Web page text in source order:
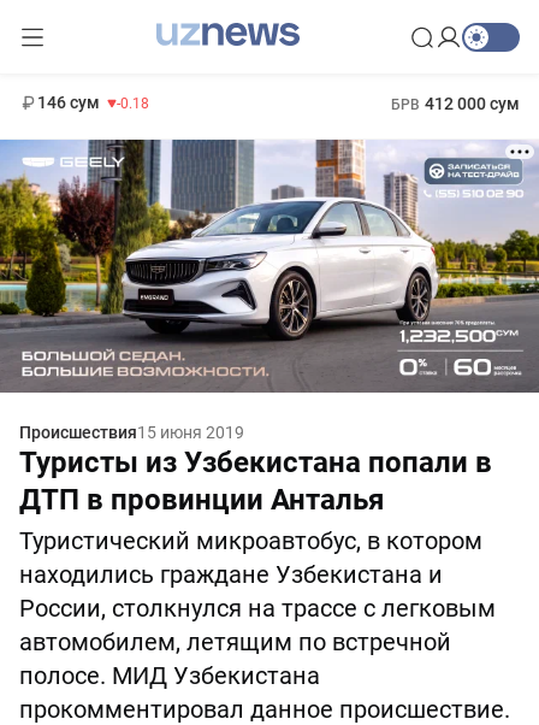
146 сум -0.18 БРВ 412 000 сум
Происшествия15 июня 2019
Туристы из Узбекистана попали в
ДТП в провинции Анталья
Туристический микроавтобус, в котором
находились граждане Узбекистана и
России, столкнулся на трассе с легковым
автомобилем, летящим по встречной
полосе. МИД Узбекистана
прокомментировал данное происшествие.